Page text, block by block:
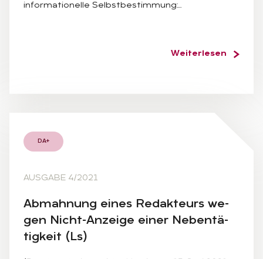
informationelle Selbstbestimmung:…
Weiterlesen
DA+
AUSGABE 4/2021
Ab­mah­nung ei­nes Re­dak­teurs we­
gen Nicht-An­zei­ge ei­ner Ne­ben­tä­
tig­keit (Ls)